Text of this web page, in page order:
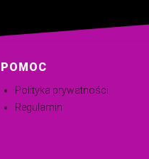
POMOC
Polityka prywatności
Regulamin